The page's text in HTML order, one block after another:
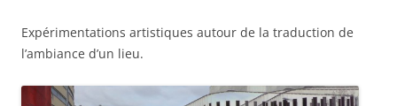
Expérimentations artistiques autour de la traduction de
l’ambiance d’un lieu.